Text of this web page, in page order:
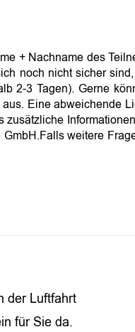
+ Nachname des
noch nicht sicher
2-3 Tagen). Gerne
Eine abweichende
weitere
der Luftfahrt
für Sie da.